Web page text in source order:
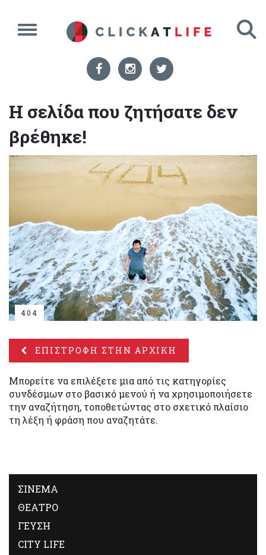
Η σελίδα που ζητήσατε δεν
βρέθηκε!
404
ΕΠΙΣΤΡΟΦΗ ΣΤΗΝ ΑΡΧΙΚΗ
Μπορείτε να επιλέξετε μια από τις κατηγορίες
συνδέσμων στο βασικό μενού ή να χρησιμοποιήσετε
την αναζήτηση, τοποθετώντας στο σχετικό πλαίσιο
τη λέξη ή φράση που αναζητάτε.
ΣΙΝΕΜΑ
ΘΕΑΤΡΟ
ΓΕΥΣΗ
CITY LIFE